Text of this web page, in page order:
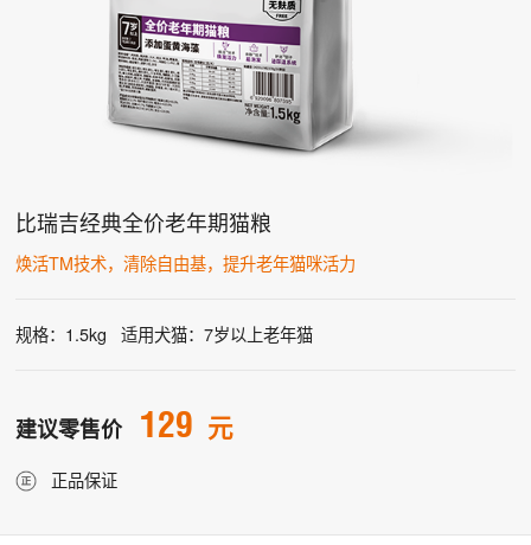
比瑞吉经典全价老年期猫粮
焕活TM技术，清除自由基，提升老年猫咪活力
规格：1.5kg 适用犬猫：7岁以上老年猫
建议零售价 129 元
正品保证